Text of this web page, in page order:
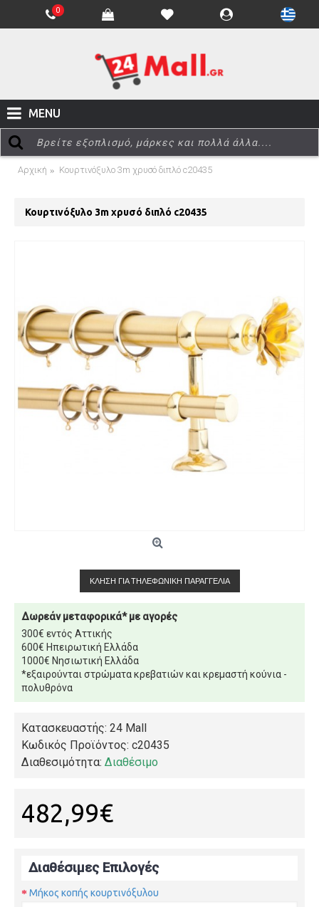
0
MENU
Αρχική Κουρτινόξυλο 3m χρυσό διπλό c20435
Κουρτινόξυλο 3m χρυσό διπλό c20435
ΚΛΉΣΗ ΓΙΑ ΤΗΛΕΦΩΝΙΚΉ ΠΑΡΑΓΓΕΛΊΑ
Δωρεάν μεταφορικά* με αγορές
300€ εντός Αττικής
600€ Ηπειρωτική Ελλάδα
1000€ Νησιωτική Ελλάδα
*εξαιρούνται στρώματα κρεβατιών και κρεμαστή κούνια -
πολυθρόνα
Κατασκευαστής: 24 Mall
Κωδικός Προϊόντος: c20435
Διαθεσιμότητα: Διαθέσιμο
482,99€
Διαθέσιμες Επιλογές
Μήκος κοπής κουρτινόξυλου